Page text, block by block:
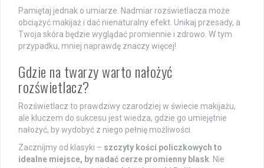
Pamiętaj jednak o umiarze. Nadmiar rozświetlacza może
obciążyć makijaż i dać nienaturalny efekt. Unikaj przesady, a
Twoja skóra będzie wyglądać promiennie i zdrowo. W tym
przypadku, mniej naprawdę znaczy więcej!
Gdzie na twarzy warto nałożyć
rozświetlacz?
Rozświetlacz to prawdziwy czarodziej w świecie makijażu,
ale kluczem do sukcesu jest wiedza, gdzie go umiejętnie
nałożyć, by wydobyć z niego pełnię możliwości.
Zacznijmy od klasyki – szczyty kości policzkowych to
idealne miejsce, by nadać cerze promienny blask . Nie